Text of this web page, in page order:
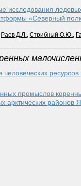
исследования
«Северный
Раев Д.Л., Стрибный О.Ю.,
ресурсов
промыслов
арк­тических районов